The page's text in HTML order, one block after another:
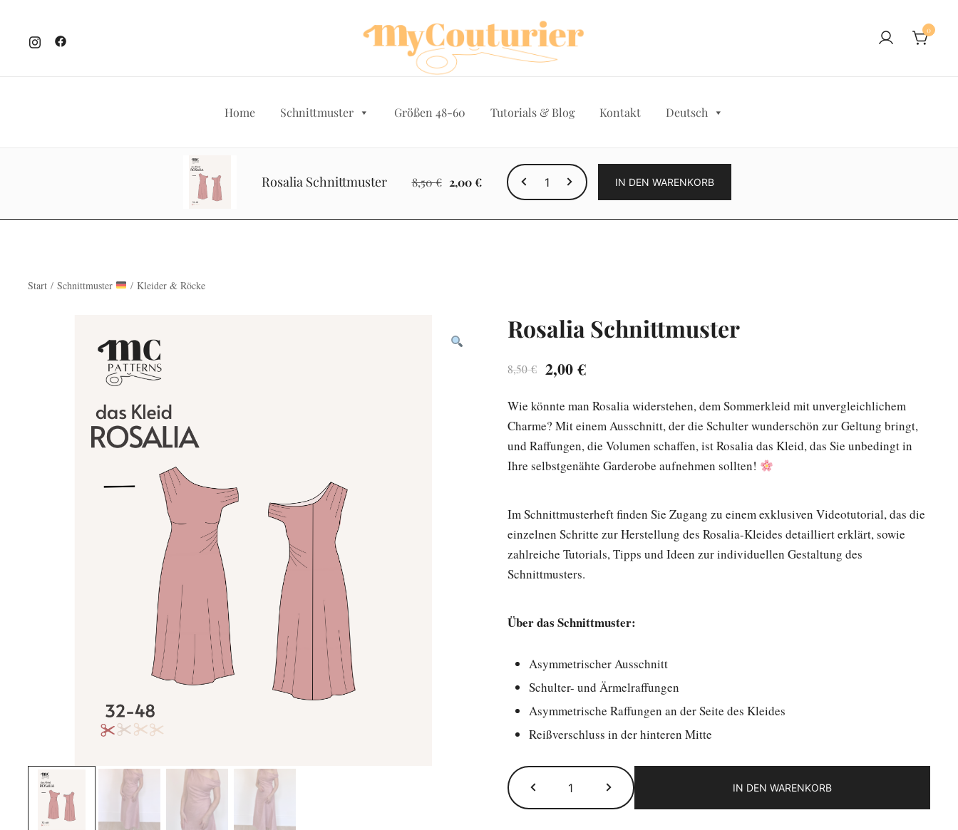
0
Home Schnittmuster Größen 48-60 Tutorials & Blog Kontakt Deutsch
Rosalia Schnittmuster 8,50€ Ursprünglicher
war:
2,00€Aktueller
ist:
Rosalia
Schnittmuster
IN DEN WARENKORB
Start / Schnittmuster / Kleider & Röcke
VENTES À 2€ Rosalia Schnittmuster
8,50€ Ursprünglicher
war:
8,50 €
2,00€Aktueller
ist:
2,00 €.
Wie könnte man Rosalia widerstehen, dem Sommerkleid mit unvergleichlichem
Charme? Mit einem Ausschnitt, der die Schulter wunderschön zur Geltung bringt,
und Raffungen, die Volumen schaffen, ist Rosalia das Kleid, das Sie unbedingt in
Ihre selbstgenähte Garderobe aufnehmen sollten!
Im Schnittmusterheft finden Sie Zugang zu einem exklusiven Videotutorial, das die
einzelnen Schritte zur Herstellung des Rosalia-Kleides detailliert erklärt, sowie
zahlreiche Tutorials, Tipps und Ideen zur individuellen Gestaltung des
Schnittmusters.
Über das Schnittmuster:
Asymmetrischer Ausschnitt
Schulter- und Ärmelraffungen
Asymmetrische Raffungen an der Seite des Kleides
Reißverschluss in der hinteren Mitte
Schnittmuster
Menge
IN DEN WARENKORB